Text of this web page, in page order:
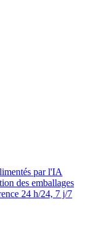
par l'IA
des emballages
24 h/24, 7 j/7